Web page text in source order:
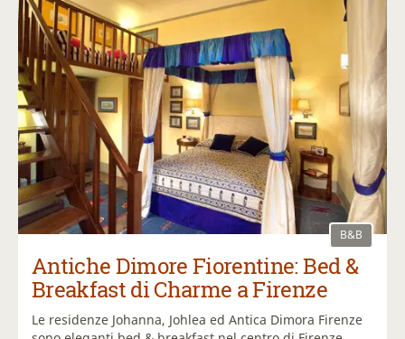
B&B
Antiche Dimore Fiorentine: Bed &
Breakfast di Charme a Firenze
Le residenze Johanna, Johlea ed Antica Dimora Firenze